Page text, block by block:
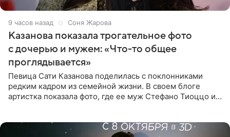
9 часов назад Соня Жарова
Казанова показала трогательное фото
с дочерью и мужем: «Что-то общее
проглядывается»
Певица Сати Казанова поделилась с поклонниками
редким кадром из семейной жизни. В своем блоге
артистка показала фото, где ее муж Стефано Тиоццо и